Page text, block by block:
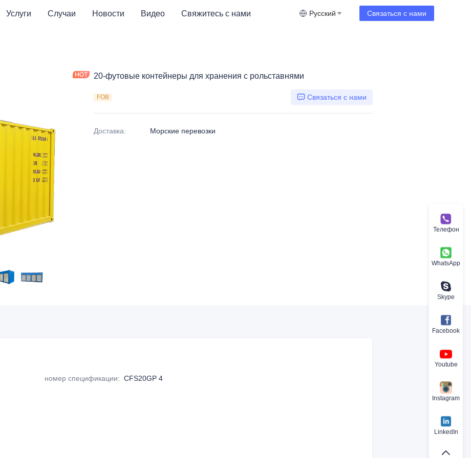
Услуги Случаи Новости Видео Свяжитесь с нами Русский Связаться с нами
20-футовые контейнеры для хранения с рольставнями
FOB Связаться с нами
Доставка: Морские перевозки
номер спецификации: CFS20GP 4
Телефон
WhatsApp
Skype
Facebook
Youtube
Instagram
LinkedIn